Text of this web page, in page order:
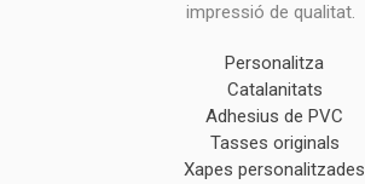
impressió de qualitat.
Personalitza
Catalanitats
Adhesius de PVC
Tasses originals
Xapes personalitzades